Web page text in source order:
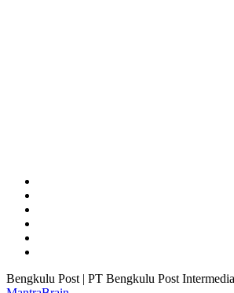
Bengkulu Post | PT Bengkulu Post